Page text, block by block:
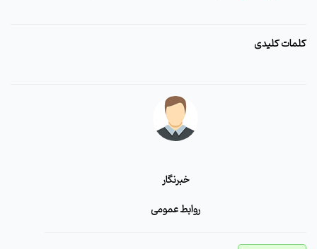
کلمات کلیدی
خبرنگار
روابط عمومی